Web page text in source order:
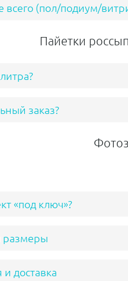
всего (пол/подиум/
Пайетки
заказ?
«под ключ»?
размеры
доставка